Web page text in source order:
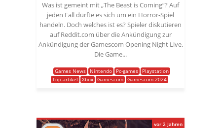
Was ist gemeint mit „The Beast is Coming“? Auf
jeden Fall dürfte es sich um ein Horror-Spiel
handeln. Doch welches ist es? Spieler diskutieren
auf Reddit.com über die Ankündigung zur
Ankündigung der Gamescom Opening Night Live.
Die Game...
Games News Nintendo Pc-games
Playstation
Top-artikel
Xbox Gamescom Gamescom 2024
vor 2 Jahren